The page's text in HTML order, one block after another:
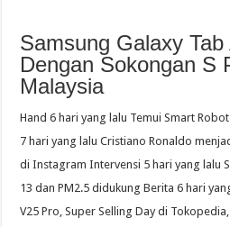
Samsung Galaxy Tab
Dengan Sokongan S
Malaysia
Hand 6 hari yang lalu Temui Smart
7 hari yang lalu Cristiano Ronaldo
di Instagram Intervensi 5 hari yang lalu
13 dan PM2.5 didukung Berita 6 hari
V25 Pro, Super Selling Day di